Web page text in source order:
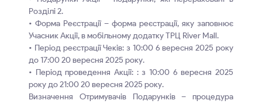
Розділі 2.
• Форма Реєстрації – форма реєстрації, яку заповнює
Учасник Акції, в мобільному додатку ТРЦ River Mall.
• Період реєстрації Чеків: з 10:00 6 вересня 2025 року
до 17:00 20 вересня 2025 року.
• Період проведення Акції: : з 10:00 6 вересня 2025
року до 21:00 20 вересня 2025 року.
Визначення Отримувачів Подарунків – процедура